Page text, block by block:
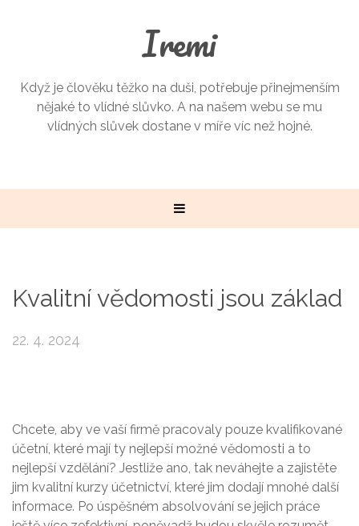
Iremi
Když je člověku těžko na duši, potřebuje přinejmenším
nějaké to vlídné slůvko. A na našem webu se mu
vlídných slůvek dostane v míře víc než hojné.
Kvalitní vědomosti jsou základ
22. 4. 2024
Chcete, aby ve vaší firmě pracovaly pouze kvalifikované
účetní, které mají ty nejlepší možné vědomosti a to
nejlepší vzdělání? Jestliže ano, tak neváhejte a zajistěte
jim kvalitní kurzy účetnictví, které jim dodají mnohé další
informace. Po úspěšném absolvování se jejich práce